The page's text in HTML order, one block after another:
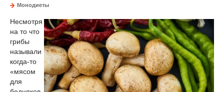
Монодиеты
Несмотря
на то что
грибы
называли
когда-то
«мясом
для